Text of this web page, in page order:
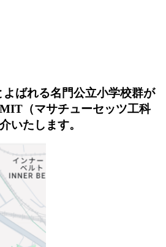
ばれる名門公立小学校群が
（マサチューセッツ工科
いたします。